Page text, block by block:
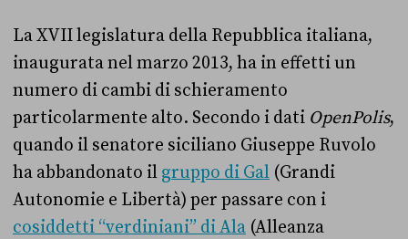
La XVII legislatura della Repubblica italiana,
inaugurata nel marzo 2013, ha in effetti un
numero di cambi di schieramento
particolarmente alto. Secondo i dati OpenPolis,
quando il senatore siciliano Giuseppe Ruvolo
ha abbandonato il gruppo di Gal (Grandi
Autonomie e Libertà) per passare con i
cosiddetti “verdiniani” di Ala (Alleanza